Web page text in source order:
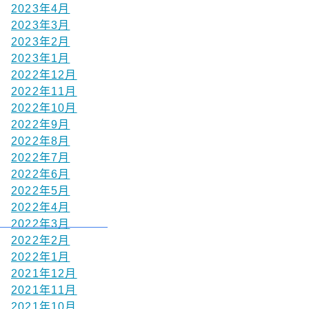
2023年4月
2023年3月
2023年2月
2023年1月
2022年12月
2022年11月
2022年10月
2022年9月
2022年8月
2022年7月
2022年6月
2022年5月
2022年4月
2022年3月
2022年2月
2022年1月
2021年12月
2021年11月
2021年10月